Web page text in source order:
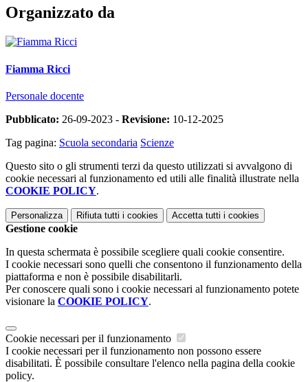
Organizzato da
Fiamma Ricci
Personale docente
Pubblicato: 26-09-2023 - Revisione: 10-12-2025
Tag pagina: Scuola secondaria Scienze
Questo sito o gli strumenti terzi da questo utilizzati si avvalgono di
cookie necessari al funzionamento ed utili alle finalità illustrate nella
COOKIE POLICY.
Personalizza Rifiuta tutti i cookies Accetta tutti i cookies
Gestione cookie
In questa schermata è possibile scegliere quali cookie consentire.
I cookie necessari sono quelli che consentono il funzionamento della
piattaforma e non è possibile disabilitarli.
Per conoscere quali sono i cookie necessari al funzionamento potete
visionare la COOKIE POLICY.
Cookie necessari per il funzionamento
I cookie necessari per il funzionamento non possono essere
disabilitati. È possibile consultare l'elenco nella pagina della cookie
policy.